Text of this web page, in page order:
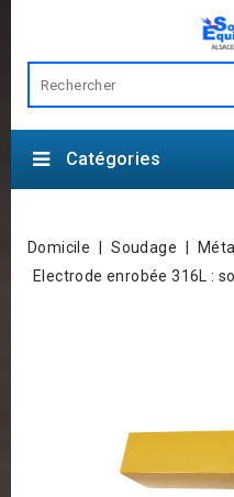
Catégories
Domicile Soudage
Electrode enrobée 316L :